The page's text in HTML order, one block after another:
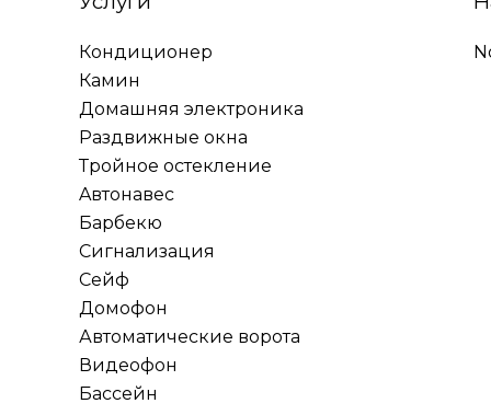
Кондиционер
Камин
Домашняя электроника
Раздвижные окна
Тройное остекление
Aвтонавес
Барбекю
Сигнализация
Сейф
Домофон
Автоматические ворота
Видеофон
Бассейн